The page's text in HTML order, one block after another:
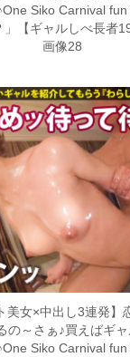
Siko Carnival
【ギャルしべ長者
画像28
美女×中出し3連発】
の～さぁ♪買えばギ
Siko Carnival